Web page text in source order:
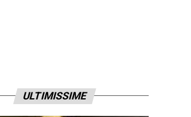
ULTIMISSIME